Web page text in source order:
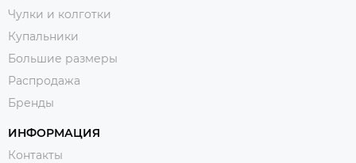
Чулки и колготки
Купальники
Большие размеры
Распродажа
Бренды
ИНФОРМАЦИЯ
Контакты